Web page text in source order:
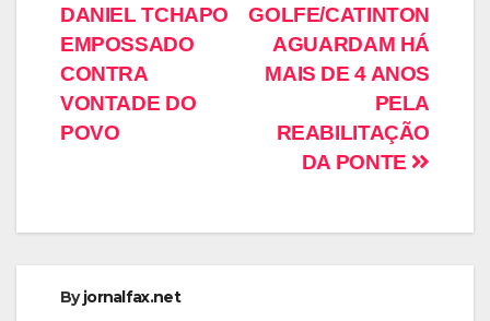
GOLFE/CATINTON
AGUARDAM HÁ
MAIS DE 4 ANOS
PELA
REABILITAÇÃO
DA PONTE
DANIEL TCHAPO
EMPOSSADO
CONTRA
VONTADE DO
POVO
Byjornalfax.net